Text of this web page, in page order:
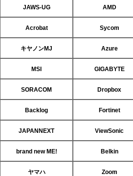
JAWS-UG AMD
Acrobat Sycom
キヤノンMJ Azure
MSI GIGABYTE
SORACOM Dropbox
Backlog Fortinet
JAPANNEXT ViewSonic
brand new ME! Belkin
ヤマハ Zoom